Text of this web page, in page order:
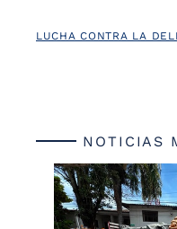
LUCHA CONTRA LA
NOTICIAS